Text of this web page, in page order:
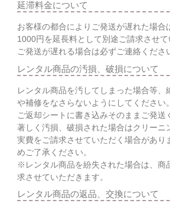
延滞料金について
お客様の都合によりご発送が遅れた場合
1000円を延長料として別途ご請求させて
ご発送が遅れる場合は必ずご連絡くださ
レンタル商品の汚損、破損について
レンタル商品を汚してしまった場合等、
や補修をなさらないようにしてください。
ご返却シートに書き込みそのままご発送
著しく汚損、破損された場合はクリーニ
実費をご請求させていただく場合があり
めご了承ください。
※レンタル商品を紛失された場合は、商
求させていただきます。
レンタル商品の返品、交換について